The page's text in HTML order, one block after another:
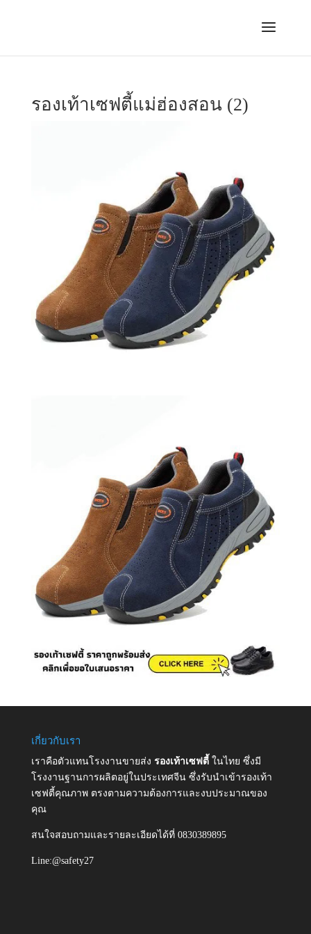
รองเท้าเซฟตี้แม่ฮ่องสอน (2)
เกี่ยวกับเรา
เราคือตัวแทนโรงงานขายส่ง รองเท้าเซฟตี้ ในไทย ซึ่งมี
โรงงานฐานการผลิตอยู่ในประเทศจีน ซึ่งรับนำเข้ารองเท้า
เซฟตี้คุณภาพ ตรงตามความต้องการและงบประมาณของ
คุณ
สนใจสอบถามและรายละเอียดได้ที่ 0830389895
Line:@safety27